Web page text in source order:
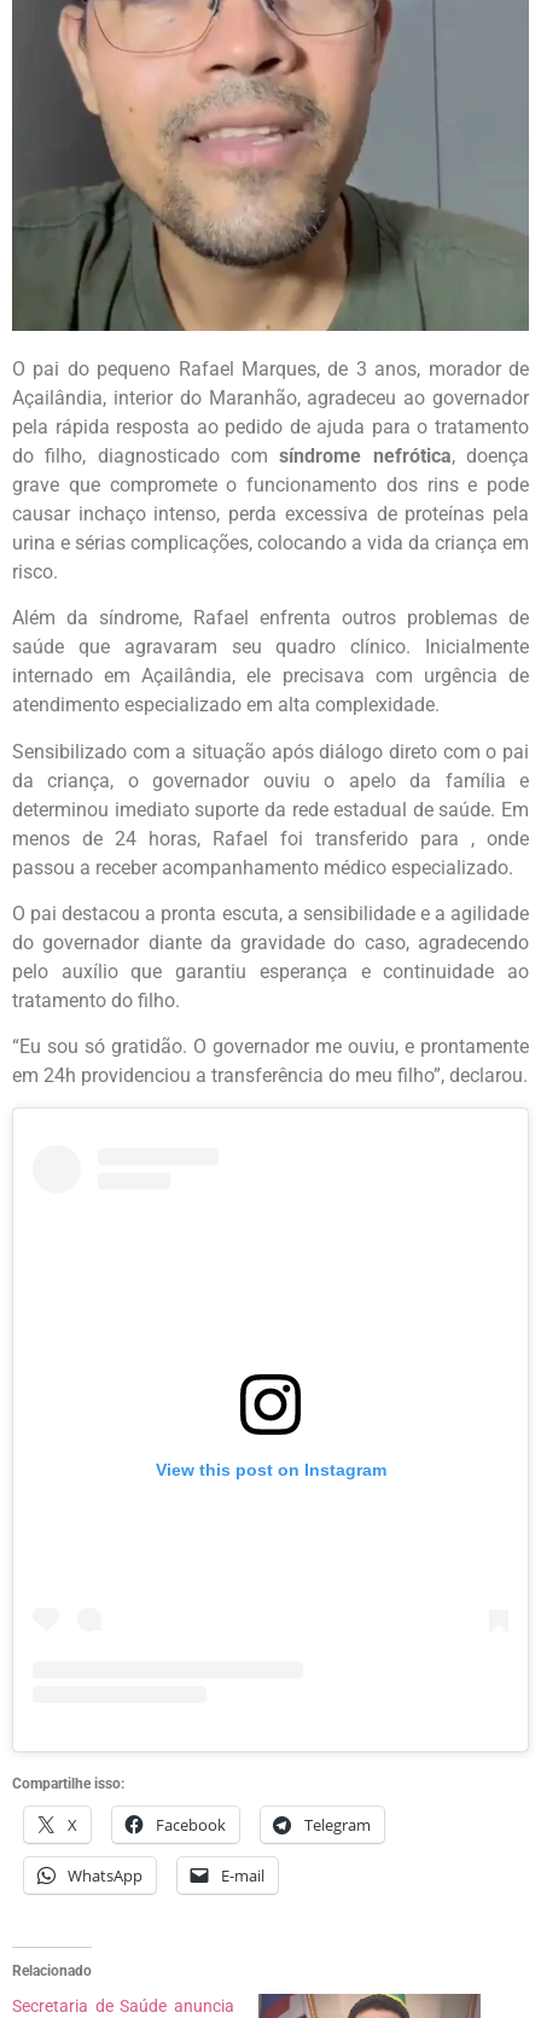
O pai do pequeno Rafael Marques, de 3 anos, morador de
Açailândia, interior do Maranhão, agradeceu ao governador
pela rápida resposta ao pedido de ajuda para o tratamento
do filho, diagnosticado comsíndrome nefrótica, doença
grave que compromete o funcionamento dos rins e pode
causar inchaço intenso, perda excessiva de proteínas pela
urina e sérias complicações, colocando a vida da criança em
risco.
Além da síndrome, Rafael enfrenta outros problemas de
saúde que agravaram seu quadro clínico. Inicialmente
internado em Açailândia, ele precisava com urgência de
atendimento especializado em alta complexidade.
Sensibilizado com a situação após diálogo direto com o pai
da criança, o governador ouviu o apelo da família e
determinou imediato suporte da rede estadual de saúde. Em
menos de 24 horas, Rafael foi transferido para , onde
passou a receber acompanhamento médico especializado.
O pai destacou a pronta escuta, a sensibilidade e a agilidade
do governador diante da gravidade do caso, agradecendo
pelo auxílio que garantiu esperança e continuidade ao
tratamento do filho.
“Eu sou só gratidão. O governador me ouviu, e prontamente
em 24h providenciou a transferência do meu filho”, declarou.
View this post on Instagram
Compartilhe isso:
X Facebook Telegram
WhatsApp E-mail
Relacionado
Secretaria de Saúde anuncia